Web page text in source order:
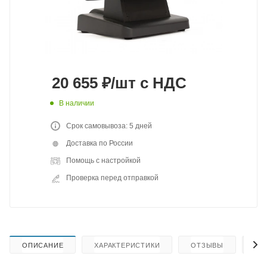
20 655 ₽/шт с НДС
В наличии
Срок самовывоза: 5 дней
Доставка по России
Помощь с настройкой
Проверка перед отправкой
ОПИСАНИЕ ХАРАКТЕРИСТИКИ ОТЗЫВЫ